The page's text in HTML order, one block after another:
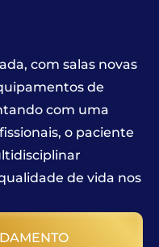
com salas novas
de
com uma
o paciente
de vida nos